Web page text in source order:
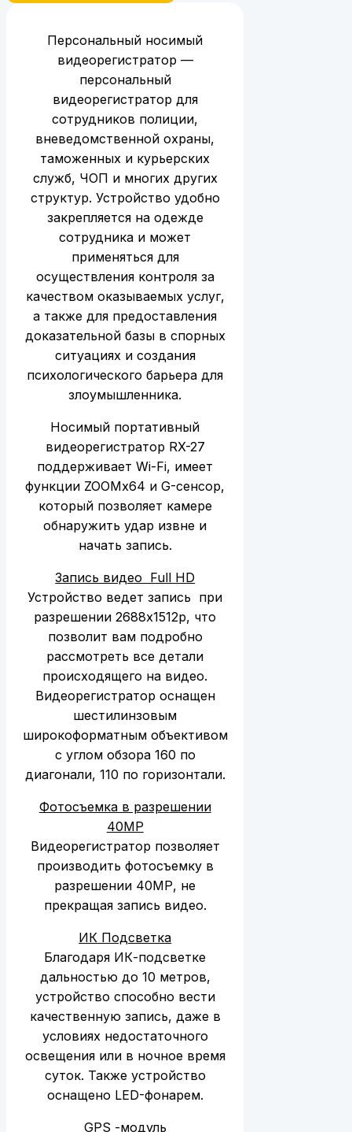
Персональный носимый
видеорегистратор —
персональный
видеорегистратор для
сотрудников полиции,
вневедомственной охраны,
таможенных и курьерских
служб, ЧОП и многих других
структур. Устройство удобно
закрепляется на одежде
сотрудника и может
применяться для
осуществления контроля за
качеством оказываемых услуг,
а также для предоставления
доказательной базы в спорных
ситуациях и создания
психологического барьера для
злоумышленника.
Носимый портативный
видеорегистратор RX-27
поддерживает Wi-Fi, имеет
функции ZOOMx64 и G-сенсор,
который позволяет камере
обнаружить удар извне и
начать запись.
Запись видео Full HD
Устройство ведет запись при
разрешении 2688х1512p, что
позволит вам подробно
рассмотреть все детали
происходящего на видео.
Видеорегистратор оснащен
шестилинзовым
широкоформатным объективом
с углом обзора 160 по
диагонали, 110 по горизонтали.
Фотосъемка в разрешении
40MP
Видеорегистратор позволяет
производить фотосъемку в
разрешении 40MР, не
прекращая запись видео.
ИК Подсветка
Благодаря ИК-подсветке
дальностью до 10 метров,
устройство способно вести
качественную запись, даже в
условиях недостаточного
освещения или в ночное время
суток. Также устройство
оснащено LED-фонарем.
GPS -модуль